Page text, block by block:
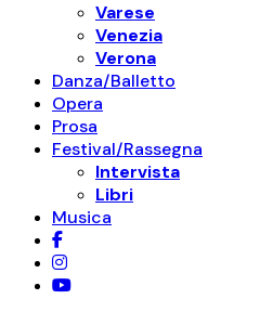
Varese
Venezia
Verona
Danza/Balletto
Opera
Prosa
Festival/Rassegna
Intervista
Libri
Musica